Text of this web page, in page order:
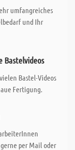
umfangreiches
und Ihr
Bastelvideos
Bastel-Videos
Fertigung.
per Mail oder